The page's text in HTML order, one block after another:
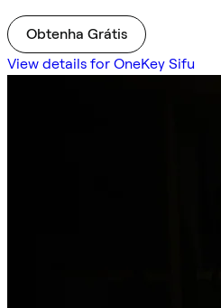
Obtenha Grátis
View details for OneKey Sifu